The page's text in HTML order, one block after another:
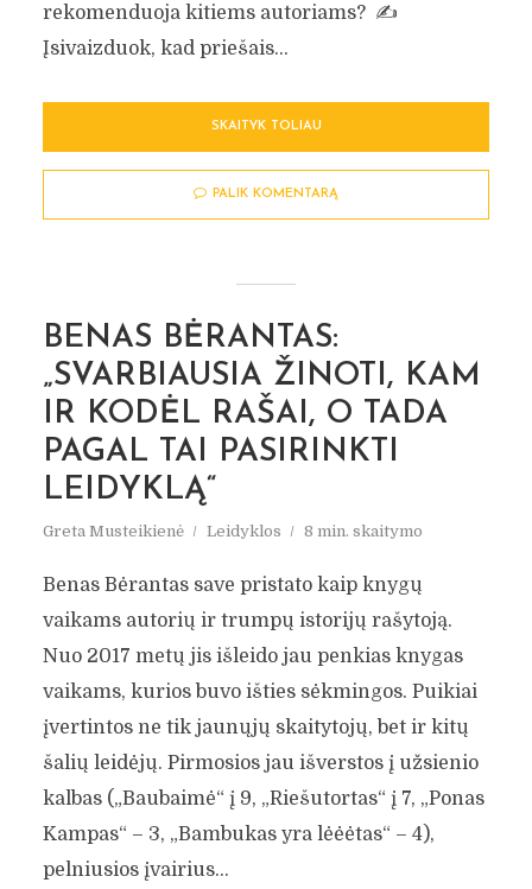
rekomenduoja kitiems autoriams? ✍️
Įsivaizduok, kad priešais...
SKAITYK TOLIAU
PALIK KOMENTARĄ
BENAS BĖRANTAS:
„SVARBIAUSIA ŽINOTI, KAM
IR KODĖL RAŠAI, O TADA
PAGAL TAI PASIRINKTI
LEIDYKLĄ“
Greta Musteikienė Leidyklos 8 min. skaitymo
Benas Bėrantas save pristato kaip knygų
vaikams autorių ir trumpų istorijų rašytoją.
Nuo 2017 metų jis išleido jau penkias knygas
vaikams, kurios buvo išties sėkmingos. Puikiai
įvertintos ne tik jaunųjų skaitytojų, bet ir kitų
šalių leidėjų. Pirmosios jau išverstos į užsienio
kalbas („Baubaimė“ į 9, „Riešutortas“ į 7, „Ponas
Kampas“ – 3, „Bambukas yra lėėėtas“ – 4),
pelniusios įvairius...